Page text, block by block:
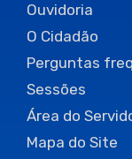
Ouvidoria
O Cidadão
Perguntas
Sessões
Área do
Mapa do Site